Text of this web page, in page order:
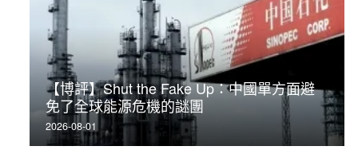
【博評】Shut the Fake Up：中國單方面避
免了全球能源危機的謎團
2026-08-01
荃灣反黑組「砌生豬肉」砌錯O記臥底4警員
被控
2019-11-01